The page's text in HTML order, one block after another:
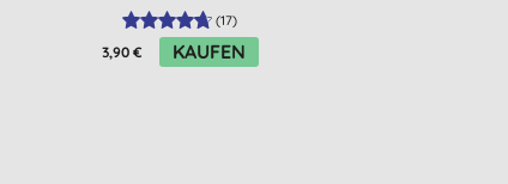
(17)
3,90 € KAUFEN